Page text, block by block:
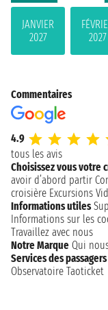
JANVIER
2027
2027
Commentaires
4.9
tous les avis
Choisissez vous votre
avoir d’abord partir
croisière Excursions
Informations utiles
Informations sur les
Travaillez avec nous
Notre Marque Qui
Services des passagers
Observatoire Taoticket